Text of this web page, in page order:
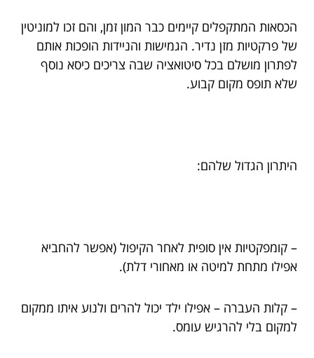
הכסאות המתקפלים קיימים כבר המון זמן, והם זכו למוניטין
של פרקטיות מזן נדיר. הגמישות והניידות הופכות אותם
לפתרון מושלם בכל סיטואציה שבה צריכים כיסא נוסף
שלא תופס מקום קבוע.
היתרון הגדול שלהם:
– קומפקטיות אין סופית לאחר הקיפול (אפשר להחביא
אפילו מתחת למיטה או מאחורי דלת).
– קלות העברה – אפילו ילד יכול להרים ולנוע איתו ממקום
למקום בלי להרגיש עומס.